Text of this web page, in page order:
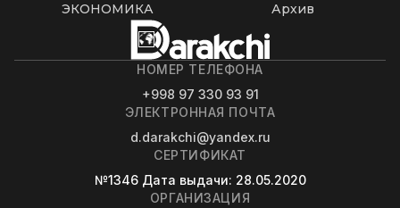
ЭКОНОМИКА
Архив
НОМЕР ТЕЛЕФОНА
+998 97 330 93 91
ЭЛЕКТРОННАЯ ПОЧТА
d.darakchi@yandex.ru
СЕРТИФИКАТ
№1346 Дата выдачи: 28.05.2020
ОРГАНИЗАЦИЯ